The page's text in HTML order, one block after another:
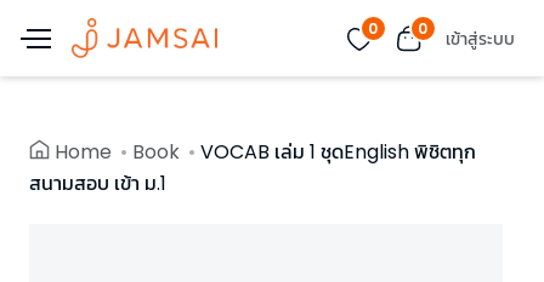
0 0 เข้าสู่ระบบ
Home Book
VOCAB เล่ม 1 ชุดEnglish พิชิตทุก
สนามสอบ เข้า ม.1